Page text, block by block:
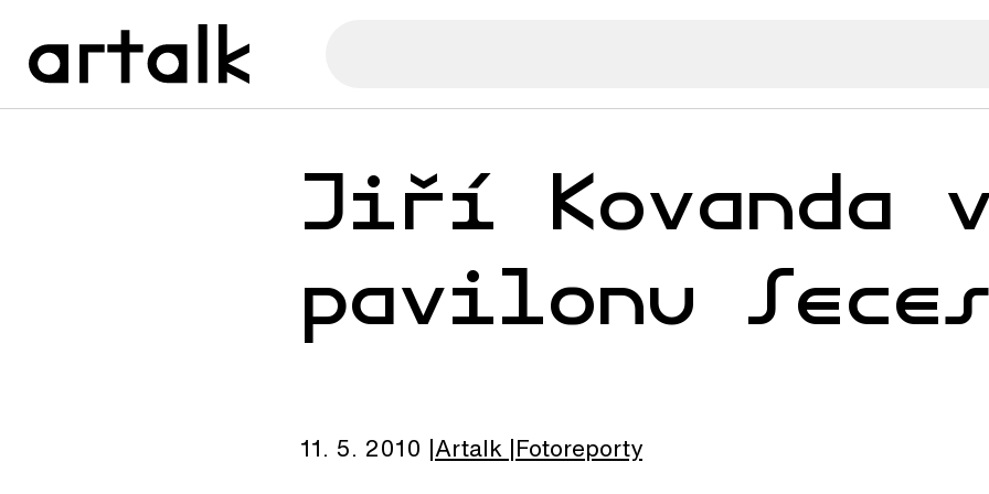
Jiří Kovanda
pavilonu
11. 5. 2010 Artalk Fotoreporty